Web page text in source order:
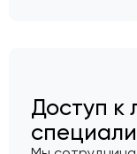
Доступ к